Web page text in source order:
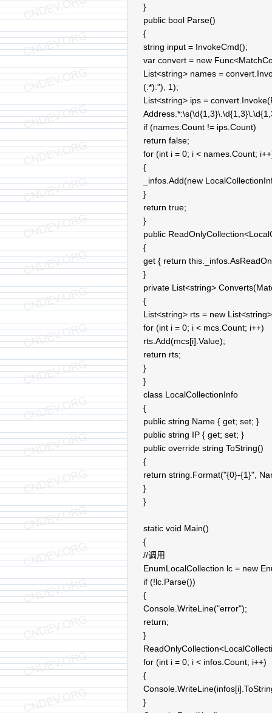
}
public bool Parse()
{
string input = InvokeCmd();
var convert = new
List<string> names =
(.*):"), 1);
List<string> ips =
if (names.Count != ips.Count)
return false;
for (int i = 0; i < names.Count;
{
_infos.Add(new
}
return true;
}
public
{
get { return
}
private List<string>
{
List<string> rts = new
for (int i = 0; i < mcs.Count; i++)
rts.Add(mcs[i].Value);
return rts;
}
}
class LocalCollectionInfo
{
public string Name { get; set; }
public string IP { get; set; }
public override string ToString()
{
return string.Format("{0}-{1}",
}
}
static void Main()
{
//调用
EnumLocalCollection lc = new
if (!lc.Parse())
{
Console.WriteLine("error");
return;
}
for (int i = 0; i < infos.Count; i++)
{
}